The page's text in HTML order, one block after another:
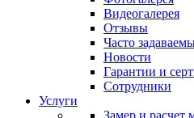
Видеогалерея
Отзывы
Часто
Новости
Гарантии и
Сотрудники
Услуги
Замер и расчет